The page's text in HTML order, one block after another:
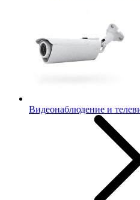
Видеонаблюдение и